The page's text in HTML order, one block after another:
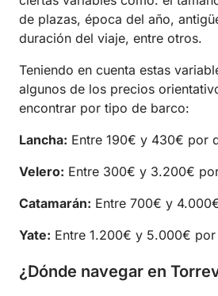
de plazas, época del año,
duración del viaje, entre otros.
Teniendo en cuenta estas
algunos de los precios
encontrar por tipo de barco:
Lancha: Entre 190€ y 430€ por
Velero: Entre 300€ y 3.200€
Catamarán: Entre 700€ y
Yate: Entre 1.200€ y 5.000€ por
¿Dónde navegar en